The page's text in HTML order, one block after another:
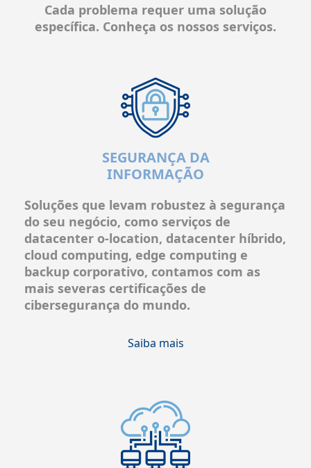
Cada problema requer uma solução
específica. Conheça os nossos serviços.
SEGURANÇA DA
INFORMAÇÃO
Soluções que levam robustez à segurança
do seu negócio, como serviços de
datacenter o-location, datacenter híbrido,
cloud computing, edge computing e
backup corporativo, contamos com as
mais severas certificações de
cibersegurança do mundo.
Saiba mais